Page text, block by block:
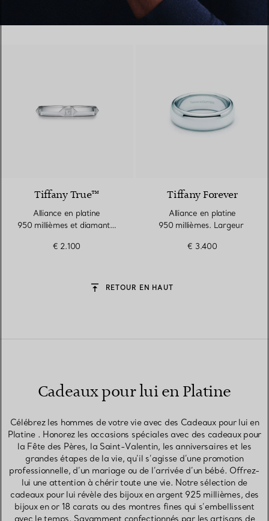
Tiffany True™
Alliance en platine
950 millièmes et diamants.
€ 2.100
Tiffany Forever
Alliance en platine
950 millièmes. Largeur
€ 3.400
RETOUR EN HAUT
Cadeaux pour lui en Platine
Célébrez les hommes de votre vie avec des Cadeaux pour lui en
Platine . Honorez les occasions spéciales avec des cadeaux pour
la Fête des Pères, la Saint-Valentin, les anniversaires et les
grandes étapes de la vie, qu’il s’agisse d’une promotion
professionnelle, d’un mariage ou de l’arrivée d’un bébé. Offrez-
lui une attention à chérir toute une vie. Notre sélection de
cadeaux pour lui révèle des bijoux en argent 925 millièmes, des
bijoux en or 18 carats ou des montres fines qui s’embellissent
avec le temps. Savamment confectionnés par les artisans de